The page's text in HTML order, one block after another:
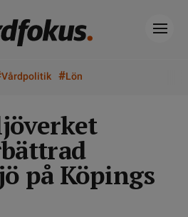
Vårdpolitik #Lön
på Köpings